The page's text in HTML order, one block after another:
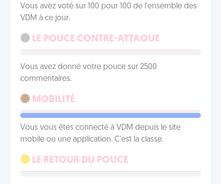
Vous avez voté sur 100 pour 100 de l'ensemble des
VDM à ce jour.
LE POUCE CONTRE-ATTAQUE
Vous avez donné votre pouce sur 2500
commentaires.
MOBILITÉ
Vous vous êtes connecté à VDM depuis le site
mobile ou une application. C'est la classe.
LE RETOUR DU POUCE